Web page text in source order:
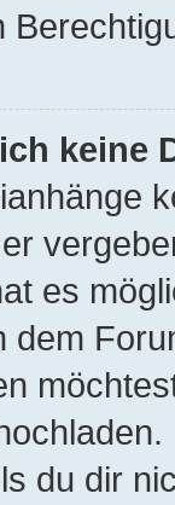
keine
es
dem
du dir